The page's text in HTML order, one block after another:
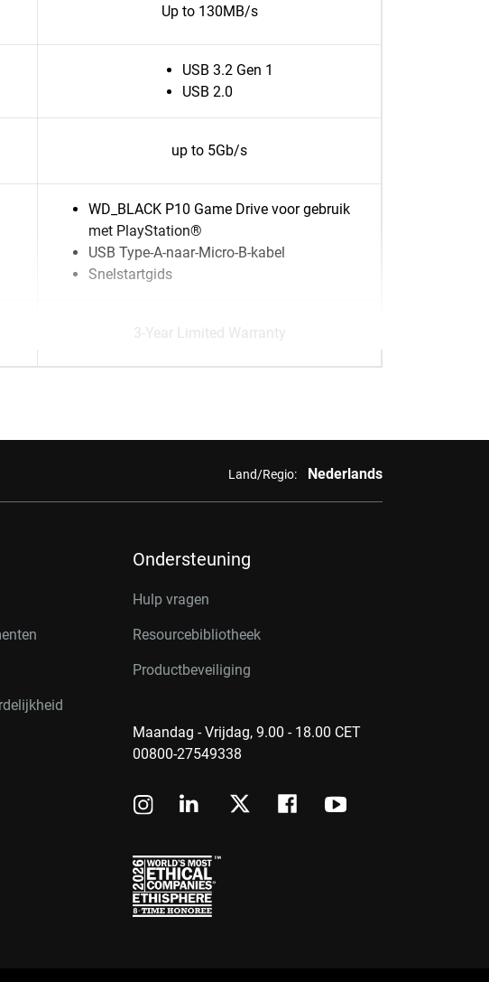
Up to 130MB/s
USB 3.2 Gen 1
USB 2.0
up to 5Gb/s
WD_BLACK P10 Game Drive voor gebruik
met PlayStation®
USB Type-A-naar-Micro-B-kabel
Snelstartgids
3-Year Limited Warranty
Land/Regio: Nederlands
Ondersteuning
Hulp vragen
Resourcebibliotheek
Productbeveiliging
Maandag - Vrijdag, 9.00 - 18.00 CET
00800-27549338